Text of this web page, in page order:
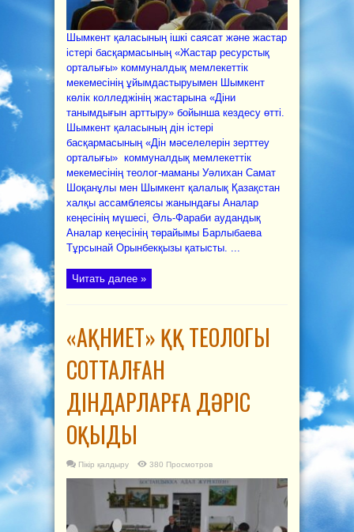
Шымкент қаласының ішкі саясат және жастар
істері басқармасының «Жастар ресурстық
орталығы» коммуналдық мемлекеттік
мекемесінің ұйымдастыруымен Шымкент
көлік колледжінің жастарына «Діни
танымдығын арттыру» бойынша кездесу өтті.
Шымкент қаласының дін істері
басқармасының «Дін мәселелерін зерттеу
орталығы» коммуналдық мемлекеттік
мекемесінің теолог-маманы Уәлихан Самат
Шоқанұлы мен Шымкент қалалық Қазақстан
халқы ассамблеясы жанындағы Аналар
кеңесінің мүшесі, Әль-Фараби аудандық
Аналар кеңесінің төрайымы Барлыбаева
Тұрсынай Орынбекқызы қатысты. ...
Читать далее »
«АҚНИЕТ» ҚҚ ТЕОЛОГЫ
СОТТАЛҒАН
ДІНДАРЛАРҒА ДӘРІС
ОҚЫДЫ
Пікір қалдыру 380 Просмотров